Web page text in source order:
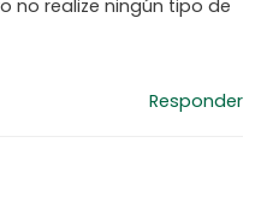
no realize ningún tipo de
Responder